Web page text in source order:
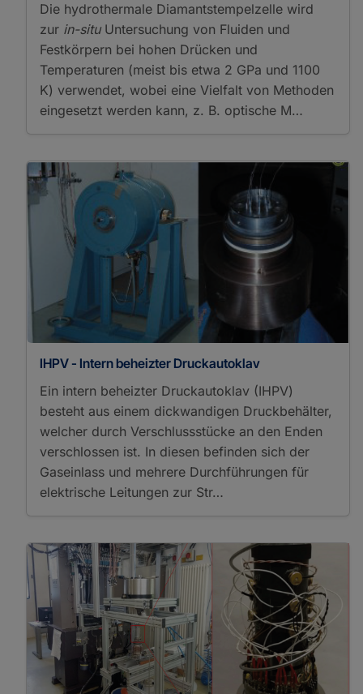
Die hydrothermale Diamantstempelzelle wird
zur in-situUntersuchung von Fluiden und
Festkörpern bei hohen Drücken und
Temperaturen (meist bis etwa 2 GPa und 1100
K) verwendet, wobei eine Vielfalt von Methoden
eingesetzt werden kann, z. B. optische M…
IHPV - Intern beheizter Druckautoklav
Ein intern beheizter Druckautoklav (IHPV)
besteht aus einem dickwandigen Druckbehälter,
welcher durch Verschlussstücke an den Enden
verschlossen ist. In diesen befinden sich der
Gaseinlass und mehrere Durchführungen für
elektrische Leitungen zur Str…